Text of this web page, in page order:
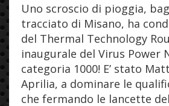
Uno scroscio di pioggia,
tracciato di Misano, ha
del Thermal Technology
inaugurale del Virus Power
categoria 1000! E’ stato
Aprilia, a dominare le
che fermando le lancette